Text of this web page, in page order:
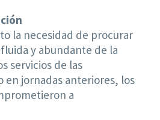
la necesidad de procurar
y abundante de la
servicios de las
en jornadas anteriores, los
a